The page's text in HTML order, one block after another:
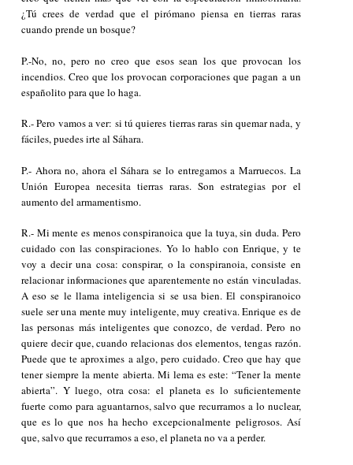
¿Tú crees de verdad que el pirómano piensa en tierras raras
cuando prende un bosque?
P.-No, no, pero no creo que esos sean los que provocan los
incendios. Creo que los provocan corporaciones que pagan a un
españolito para que lo haga.
R.- Pero vamos a ver: si tú quieres tierras raras sin quemar nada, y
fáciles, puedes irte al Sáhara.
P.- Ahora no, ahora el Sáhara se lo entregamos a Marruecos. La
Unión Europea necesita tierras raras. Son estrategias por el
aumento del armamentismo.
R.- Mi mente es menos conspiranoica que la tuya, sin duda. Pero
cuidado con las conspiraciones. Yo lo hablo con Enrique, y te
voy a decir una cosa: conspirar, o la conspiranoia, consiste en
relacionar informaciones que aparentemente no están vinculadas.
A eso se le llama inteligencia si se usa bien. El conspiranoico
suele ser una mente muy inteligente, muy creativa. Enrique es de
las personas más inteligentes que conozco, de verdad. Pero no
quiere decir que, cuando relacionas dos elementos, tengas razón.
Puede que te aproximes a algo, pero cuidado. Creo que hay que
tener siempre la mente abierta. Mi lema es este: “Tener la mente
abierta”. Y luego, otra cosa: el planeta es lo suficientemente
fuerte como para aguantarnos, salvo que recurramos a lo nuclear,
que es lo que nos ha hecho excepcionalmente peligrosos. Así
que, salvo que recurramos a eso, el planeta no va a perder.